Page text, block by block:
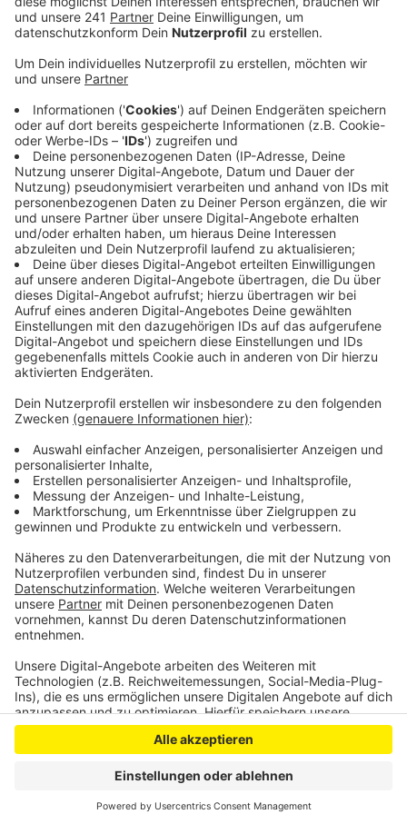
Anzeige
eine Gefahrenkarte zu Starkregen ins Internet
gestellt.
Veröffentlicht:Mittwoch, 11.03.2020 14:19
Anzeige
Wie groß sind die Folgen von heftigem Regen wo bei
uns in der Stadt? Antworten auf diese Frage gibt es
auf insgesamt 40 Einzelplänen. Vor allem
Hauseigentümer können so schauen, ob ihr Grundstück
in einem der Überflutungsschwerpunkte liegt. So
sollen frühzeitig Schutzmaßnahmen ergriffen werden
können.
Besonders stark betroffen sind bei extremen
Niederschlagsereignissen zum Beispiel große Teile von
Wupperbereich in Opladen. Am wenigsten betroffen
sind die Stadtteile Steinbüchel und Schlebusch.
Eine genaue Übersicht gibt es
Anzeige
Anzeige